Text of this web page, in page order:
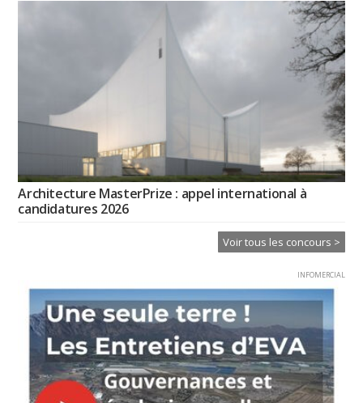
Architecture MasterPrize : appel international à
candidatures 2026
Voir tous les concours >
INFOMERCIAL